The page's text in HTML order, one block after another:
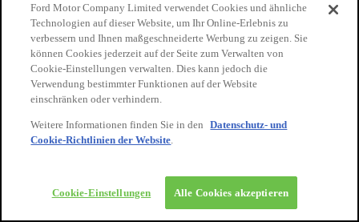
Ford Motor Company Limited verwendet Cookies und ähnliche
Technologien auf dieser Website, um Ihr Online-Erlebnis zu
verbessern und Ihnen maßgeschneiderte Werbung zu zeigen. Sie
können Cookies jederzeit auf der Seite zum Verwalten von
Cookie-Einstellungen verwalten. Dies kann jedoch die
Verwendung bestimmter Funktionen auf der Website
einschränken oder verhindern.
Weitere Informationen finden Sie in den
Datenschutz- und
Cookie-Richtlinien der Website.
Cookie-Einstellungen Alle Cookies akzeptieren
Bestellung